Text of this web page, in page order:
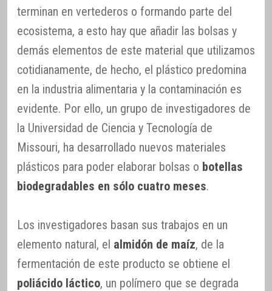
terminan en vertederos o formando parte del
ecosistema, a esto hay que añadir las bolsas y
demás elementos de este material que utilizamos
cotidianamente, de hecho, el plástico predomina
en la industria alimentaria y la contaminación es
evidente. Por ello, un grupo de investigadores de
la Universidad de Ciencia y Tecnología de
Missouri, ha desarrollado nuevos materiales
plásticos para poder elaborar bolsas o botellas
biodegradables en sólo cuatro meses.
Los investigadores basan sus trabajos en un
elemento natural, el almidón de maíz, de la
fermentación de este producto se obtiene el
poliácido láctico, un polímero que se degrada